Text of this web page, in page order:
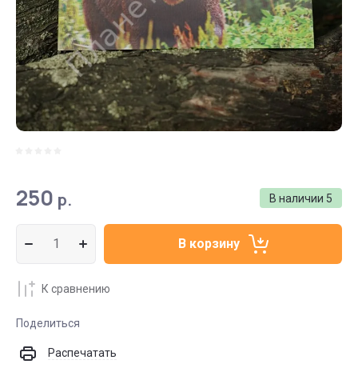
В наличии 5
250 р.
В корзину
К сравнению
Поделиться
Распечатать